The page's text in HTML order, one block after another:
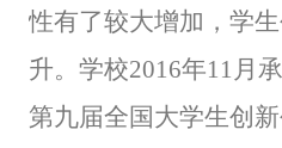
性有了较大增加，学
升。学校2016年11月
第九届全国大学生创